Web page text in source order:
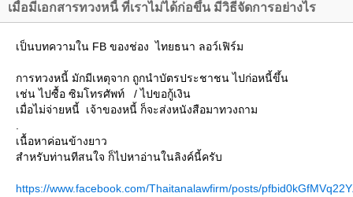
เมื่อมีเอกสารทวงหนี้ ที่เราไม่ได้ก่อขึ้น มีวิธีจัดการอย่างไร
เป็นบทความใน FB ของช่อง ไทยธนา ลอว์เฟิร์ม
การทวงหนี้ มักมีเหตุจาก ถูกนำบัตรประชาชน ไปก่อหนี้ขึ้น
เช่น ไปซื้อ ซิมโทรศัพท์ / ไปขอกู้เงิน
เมื่อไม่จ่ายหนี้ เจ้าของหนี้ ก็จะส่งหนังสือมาทวงถาม
เนื้อหาค่อนข้างยาว
สำหรับท่านทีสนใจ ก็ไปหาอ่านในลิงค์นี้ครับ
https://www.facebook.com/Thaitanalawfirm/posts/